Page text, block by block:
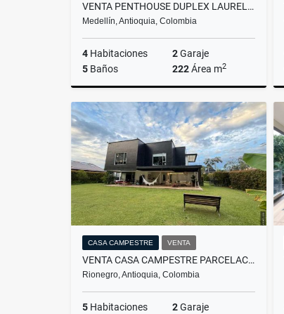
VENTA PENTHOUSE DUPLEX LAURELES MEDELLÍN
Medellín, Antioquia, Colombia
4 Habitaciones 2Garaje
5 Baños 222Área m2
Venta
$1.850.000.000
CASA CAMPESTRE VENTA
VENTA CASA CAMPESTRE PARCELACIÓN RIONEGRO LLANOGRANDE
Rionegro, Antioquia, Colombia
5 Habitaciones 2Garaje